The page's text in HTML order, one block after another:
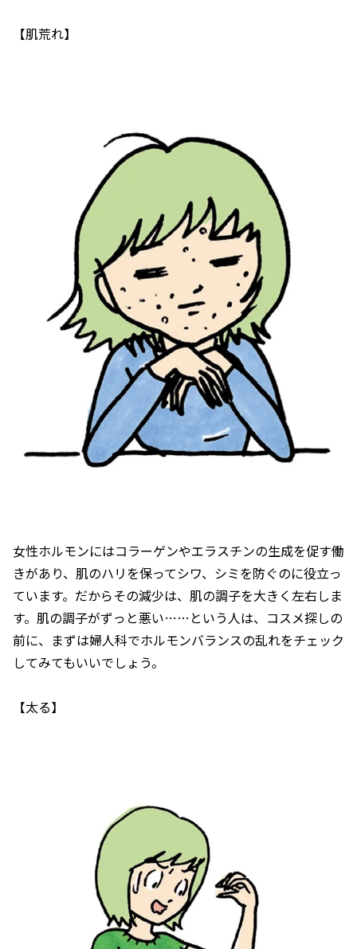
【肌荒れ】
女性ホルモンにはコラーゲンやエラスチンの生成を促す働
きがあり、肌のハリを保ってシワ、シミを防ぐのに役立っ
ています。だからその減少は、肌の調子を大きく左右しま
す。肌の調子がずっと悪い……という人は、コスメ探しの
前に、まずは婦人科でホルモンバランスの乱れをチェック
してみてもいいでしょう。
【太る】